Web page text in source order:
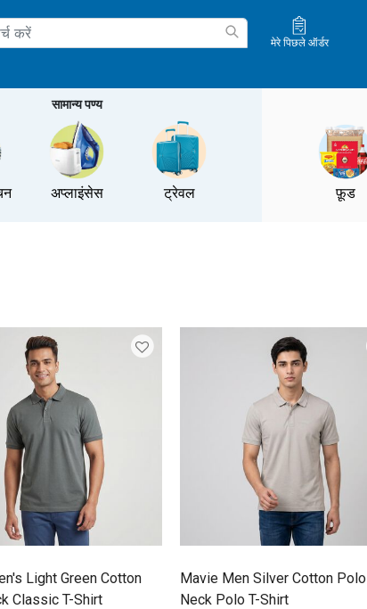
मेरे पिछले ऑर्डर
सामान्य पण्य
अप्लाइंसेस ट्रेवल फ़ूड
Light Green Cotton
Classic T-Shirt
Mavie Men Silver Cotton Polo
Neck Polo T-Shirt